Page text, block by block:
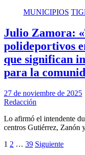
MUNICIPIOS
Julio Zamora:
polideportivos
que significan
para la
27 de noviembre de 2025
Redacción
Lo afirmó el intendente
centros Gutiérrez,
Paginación
1 2 … 39 Siguiente